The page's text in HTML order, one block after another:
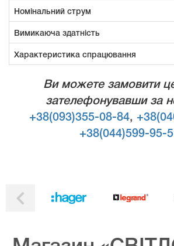
Номінальний струм
Вимикаюча здатність
Характеристика спрацювання
Ви можете замовити
зателефонувавши за
+38(093)355-08-84,
+38(044)599-95-